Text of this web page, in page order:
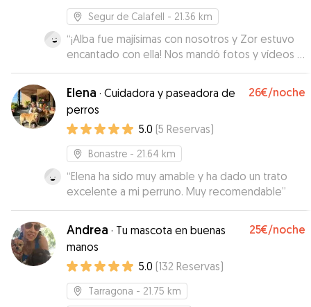
Segur de Calafell - 21.36 km
“¡Alba fue majísimas con nosotros y Zor estuvo
encantado con ella! Nos mandó fotos y vídeos y
se le veía a gusto, y Balto era justo lo que Zor
necesitaba: un perro tranquilo que le dejó su
espacio en todo momento. ¡Sin duda
repetiríamos!
Elena · Cuidadora y paseadora de
perros
26€/noche
5.0 (5 Reservas)
Bonastre - 21.64 km
“Elena ha sido muy amable y ha dado un trato
excelente a mi perruno. Muy recomendable”
Andrea · Tu mascota en buenas
manos
25€/noche
5.0 (132 Reservas)
Tarragona - 21.75 km